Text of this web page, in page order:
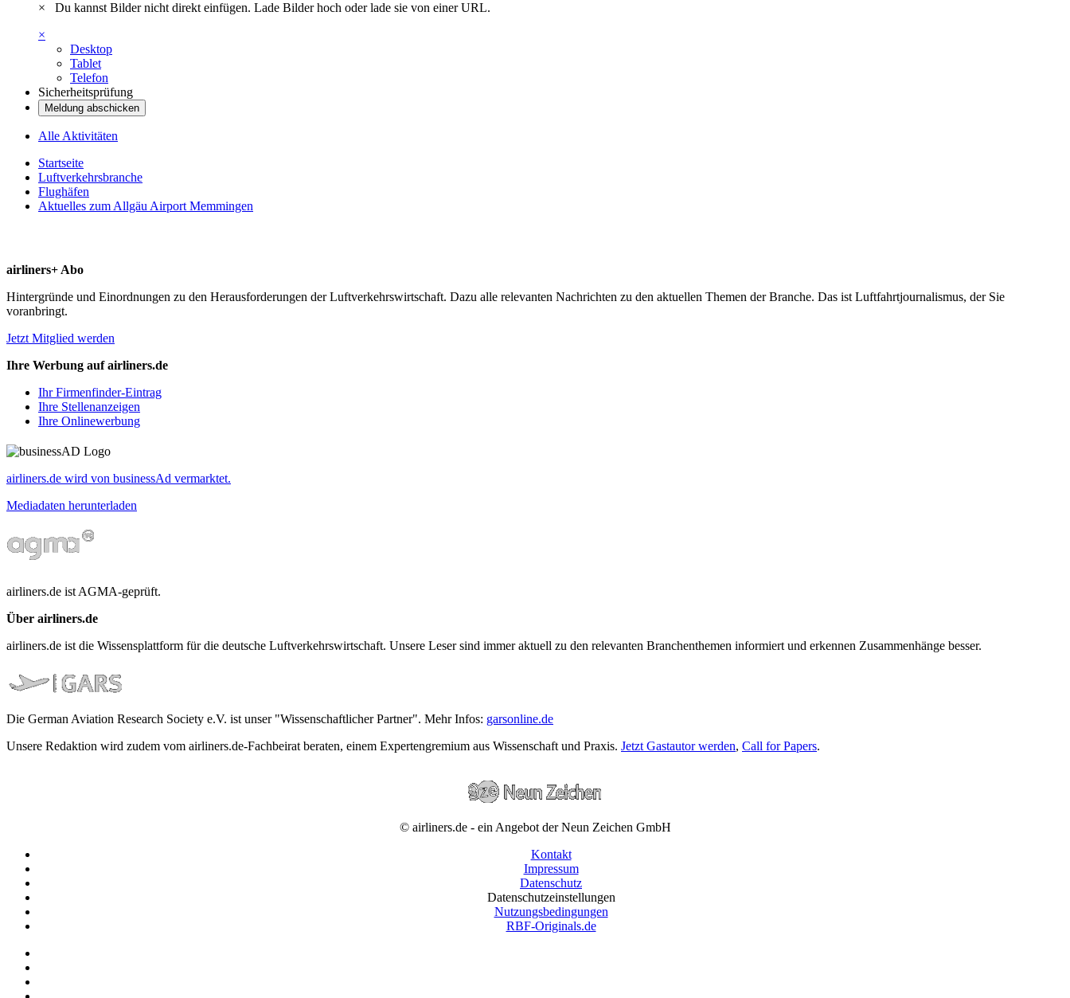
×
Du kannst Bilder nicht direkt einfügen. Lade Bilder hoch oder lade sie von einer URL.
×
Desktop
Tablet
Telefon
Sicherheitsprüfung
Meldung abschicken
Alle Aktivitäten
Startseite
Luftverkehrsbranche
Flughäfen
Aktuelles zum Allgäu Airport Memmingen
airliners+ Abo
Hintergründe und Einordnungen zu den Herausforderungen der Luftverkehrswirtschaft. Dazu alle relevanten Nachrichten zu den aktuellen Themen der Branche. Das ist Luftfahrtjournalismus, der Sie
voranbringt.
Jetzt Mitglied werden
Ihre Werbung auf airliners.de
Ihr Firmenfinder-Eintrag
Ihre Stellenanzeigen
Ihre Onlinewerbung
airliners.de wird von businessAd vermarktet.
Mediadaten herunterladen
airliners.de ist AGMA-geprüft.
Über airliners.de
airliners.de ist die Wissensplattform für die deutsche Luftverkehrswirtschaft. Unsere Leser sind immer aktuell zu den relevanten Branchenthemen informiert und erkennen Zusammenhänge besser.
Die German Aviation Research Society e.V. ist unser "Wissenschaftlicher Partner". Mehr Infos: garsonline.de
Unsere Redaktion wird zudem vom airliners.de-Fachbeirat beraten, einem Expertengremium aus Wissenschaft und Praxis. Jetzt Gastautor werden, Call for Papers.
© airliners.de - ein Angebot der Neun Zeichen GmbH
Kontakt
Impressum
Datenschutz
Datenschutzeinstellungen
Nutzungsbedingungen
RBF-Originals.de